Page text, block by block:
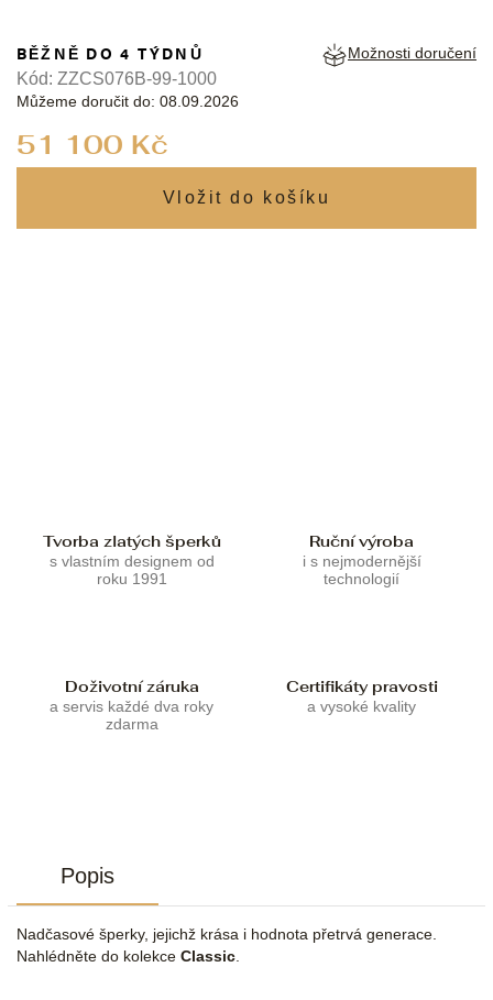
51 100 Kč
BĚŽNĚ DO 4 TÝDNŮ
Můžeme doručit do: 08.09.2026
Možnosti doručení
Kód: ZZCS076B-99-1000
Tvorba zlatých šperků
s vlastním designem od
roku 1991
Ruční výroba
i s nejmodernější
technologií
Doživotní záruka
a servis každé dva roky
zdarma
Certifikáty pravosti
a vysoké kvality
Popis
Nadčasové šperky, jejichž krása i hodnota přetrvá generace.
Nahlédněte do kolekce Classic